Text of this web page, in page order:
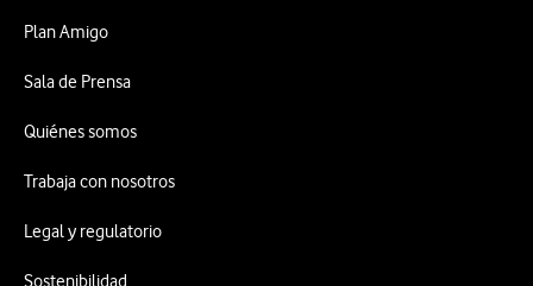
Plan Amigo
Sala de Prensa
Quiénes somos
Trabaja con nosotros
Legal y regulatorio
Sostenibilidad